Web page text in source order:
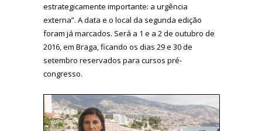
estrategicamente importante: a urgência
externa”. A data e o local da segunda edição
foram já marcados. Será a 1 e a 2 de outubro de
2016, em Braga, ficando os dias 29 e 30 de
setembro reservados para cursos pré-
congresso.